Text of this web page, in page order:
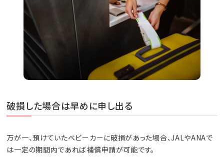
破損した場合は早めに申し出る
万が一、預けていたベビーカーに破損があった場合、JALやANAで
は一定の期間内であれば補償申請が可能です。